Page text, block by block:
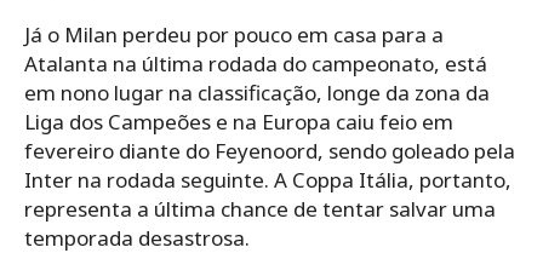
Já o Milan perdeu por pouco em casa para a
Atalanta na última rodada do campeonato, está
em nono lugar na classificação, longe da zona da
Liga dos Campeões e na Europa caiu feio em
fevereiro diante do Feyenoord, sendo goleado pela
Inter na rodada seguinte. A Coppa Itália, portanto,
representa a última chance de tentar salvar uma
temporada desastrosa.